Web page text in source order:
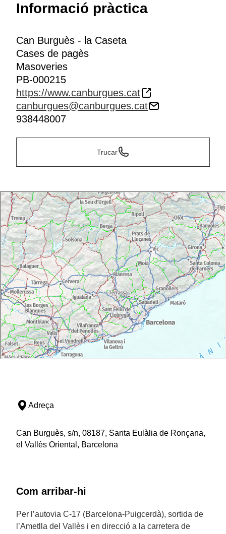
Informació pràctica
Can Burguès - la Caseta
Cases de pagès
Masoveries
PB-000215
https://www.canburgues.cat
canburgues@canburgues.cat
938448007
Trucar
Adreça
Can Burguès, s/n, 08187, Santa Eulàlia de Ronçana,
el Vallès Oriental, Barcelona
Com arribar-hi
Per l’autovia C-17 (Barcelona-Puigcerdà), sortida de
l’Ametlla del Vallès i en direcció a la carretera de